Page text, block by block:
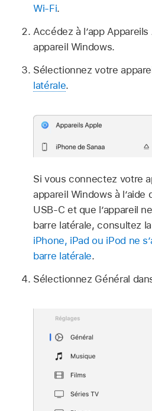
Wi-Fi.
Accédez à l’app Appareils
appareil Windows.
Sélectionnez votre
latérale.
Si vous connectez votre
appareil Windows à l’aide
USB-C et que l’appareil
barre latérale, consultez
iPhone, iPad ou iPod ne
barre latérale.
Sélectionnez Général